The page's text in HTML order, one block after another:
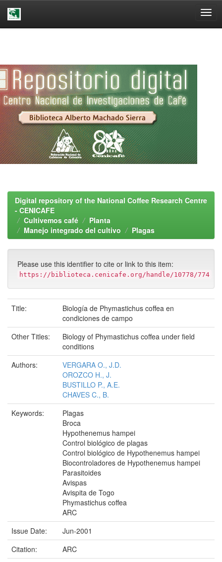
Digital repository of the National Coffee Research Centre
- CENICAFE
Cultivemos café
Planta
Manejo integrado del cultivo
Plagas
Please use this identifier to cite or link to this item:
https://biblioteca.cenicafe.org/handle/10778/774
Title:
Biología de Phymastichus coffea en
condiciones de campo
Other Titles:
Biology of Phymastichus coffea under field
conditions
Authors:
VERGARA O., J.D.
OROZCO H., J.
BUSTILLO P., A.E.
CHAVES C., B.
Keywords:
Plagas
Broca
Hypothenemus hampei
Control biológico de plagas
Control biológico de Hypothenemus hampei
Biocontroladores de Hypothenemus hampei
Parasitoides
Avispas
Avispita de Togo
Phymastichus coffea
ARC
Issue Date:
Jun-2001
Citation:
ARC